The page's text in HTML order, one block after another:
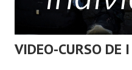
VIDEO-CURSO DE